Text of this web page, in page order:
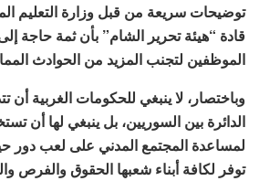
توضيحات سريعة من قبل وزارة التعليم
قادة “هيئة تحرير الشام” بأن ثمة حاجة
الموظفين لتجنب المزيد من الحوادث
وباختصار، لا ينبغي للحكومات الغربية أن
الدائرة بين السوريين، بل ينبغي لها أن
لمساعدة المجتمع المدني على لعب دور
توفر لكافة أبناء شعبها الحقوق والفرص